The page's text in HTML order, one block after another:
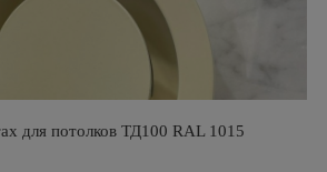
для потолков ТД100 RAL 1015